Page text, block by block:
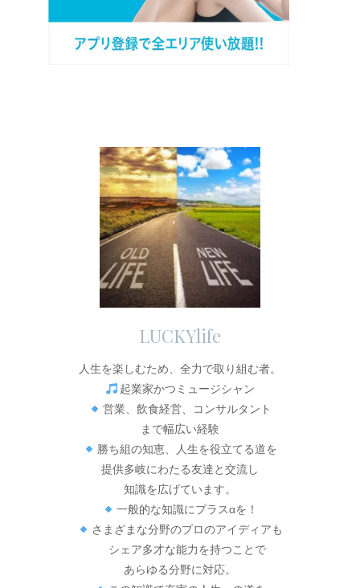
LUCKYlife
人生を楽しむため、全力で取り組む者。
起業家かつミュージシャン
営業、飲食経営、コンサルタント
まで幅広い経験
勝ち組の知恵、人生を役立てる道を
提供多岐にわたる友達と交流し
知識を広げています。
一般的な知識にプラスαを！
さまざまな分野のプロのアイディアも
シェア多才な能力を持つことで
あらゆる分野に対応。